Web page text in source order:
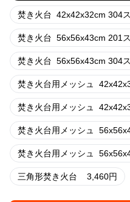
焚き火台 42x42x32cm 304
焚き火台 56x56x43cm 201
焚き火台 56x56x43cm 304
焚き火台用メッシュ
焚き火台用メッシュ
焚き火台用メッシュ
焚き火台用メッシュ
三角形焚き火台 3,460円